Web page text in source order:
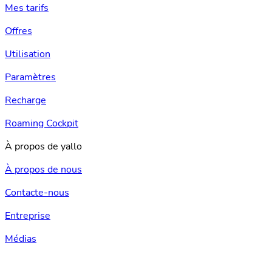
Mes tarifs
Offres
Utilisation
Paramètres
Recharge
Roaming Cockpit
À propos de yallo
À propos de nous
Contacte-nous
Entreprise
Médias